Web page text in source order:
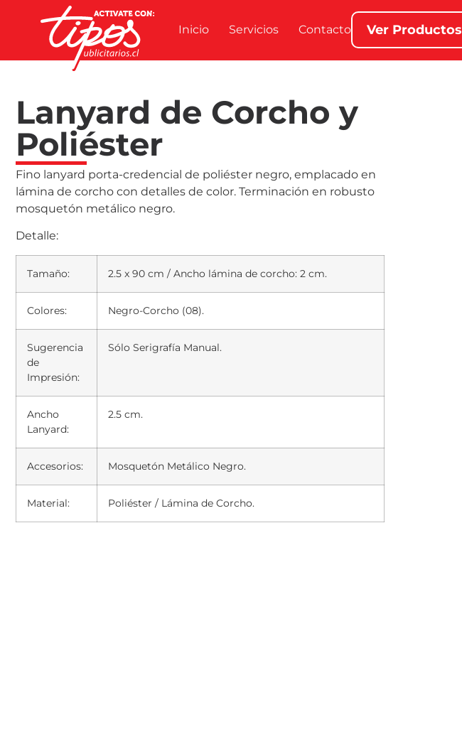
Inicio Servicios Contacto Ver Productos
Lanyard de Corcho y
Poliéster
Fino lanyard porta-credencial de poliéster negro, emplacado en
lámina de corcho con detalles de color. Terminación en robusto
mosquetón metálico negro.
Detalle:
Tamaño: 2.5 x 90 cm / Ancho lámina de corcho: 2 cm.
Colores: Negro-Corcho (08).
Sugerencia
de
Impresión:
Sólo Serigrafía Manual.
Ancho
Lanyard:
2.5 cm.
Accesorios: Mosquetón Metálico Negro.
Material: Poliéster / Lámina de Corcho.